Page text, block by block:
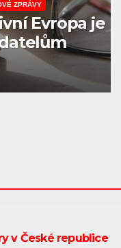
je
v České republice